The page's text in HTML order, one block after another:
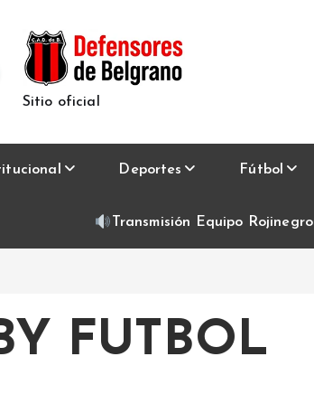
Sitio oficial
Deportes Fútbol
Transmisión Equipo Rojinegro
FUTBOL